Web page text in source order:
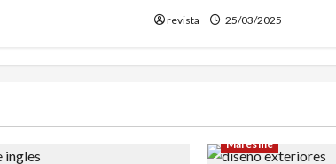
revista 25/03/2025
Maresme